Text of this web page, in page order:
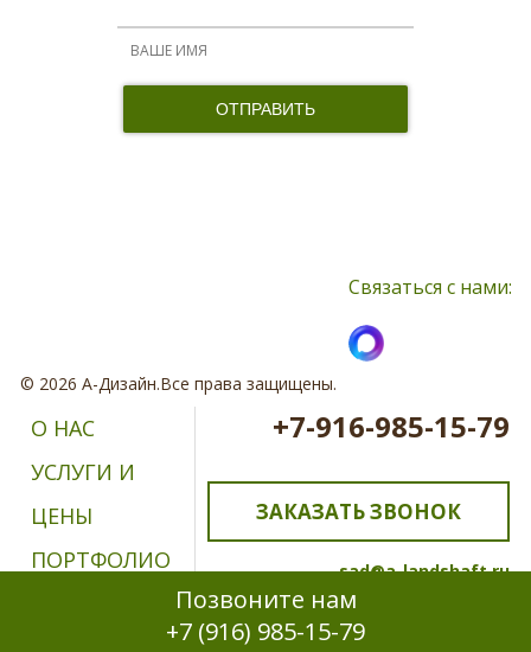
© 2026 А-Дизайн.Все права защищены.
Связаться с нами:
О НАС
УСЛУГИ И
ЦЕНЫ
ПОРТФОЛИО
+7-916-985-15-79
ЗАКАЗАТЬ ЗВОНОК
sad@a-landshaft.ru
Позвоните нам
+7 (916) 985-15-79